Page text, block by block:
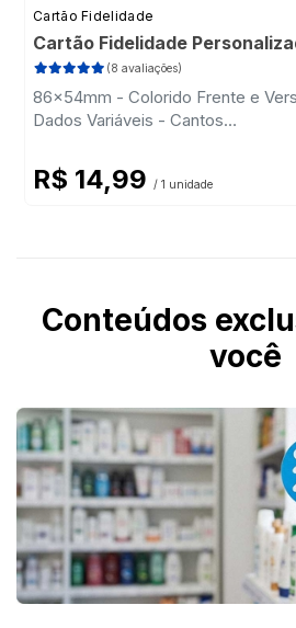
Cartão Fidelidade
Cartão Fidelidade
(8 avaliações)
86x54mm - Colorido Frente e
Dados Variáveis - Cantos
R$ 14,99 / 1 unidade
Conteúdos
você